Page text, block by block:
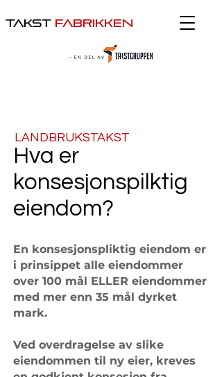
takst fabrikken
LANDBRUKSTAKST
Hva er
konsesjonspilktig
eiendom?
En konsesjonspliktig eiendom er
i prinsippet alle eiendommer
over 100 mål ELLER eiendommer
med mer enn 35 mål dyrket
mark.
Ved overdragelse av slike
eiendommen til ny eier, kreves